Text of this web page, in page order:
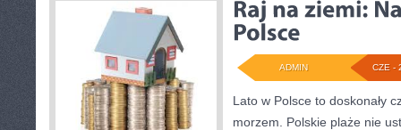
CZE -
ADMIN
Lato w Polsce to doskonały
morzem. Polskie plaże nie